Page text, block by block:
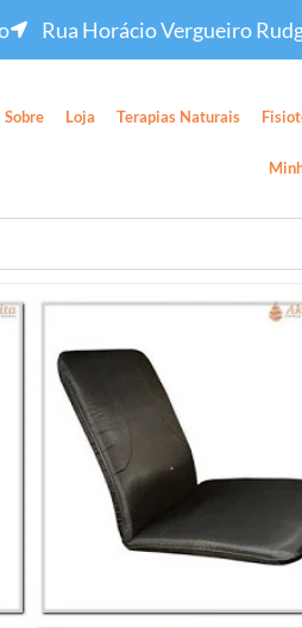
Rua Horácio Vergueiro
Sobre Loja Terapias Naturais